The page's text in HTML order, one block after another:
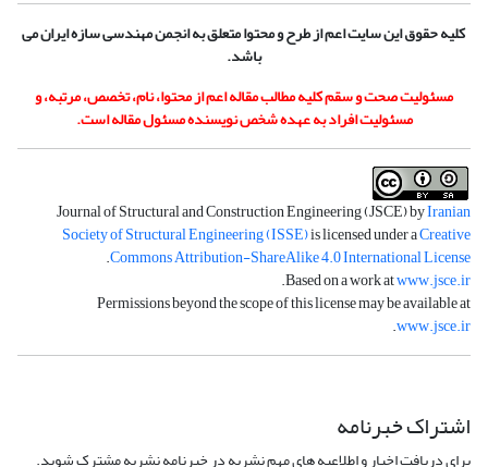
کلیه حقوق این سایت اعم از طرح و محتوا متعلق به انجمن مهندسی سازه ایران می
باشد.
مسئولیت صحت و سقم کلیه مطالب مقاله اعم از محتوا، نام، تخصص، مرتبه، و
مسئولیت افراد به عهده شخص نویسنده مسئول مقاله است.
Journal of Structural and Construction Engineering (JSCE) byIranian
Society of Structural Engineering (ISSE)is licensed under aCreative
Commons Attribution-ShareAlike 4.0 International License
.
Based on a work atwww.jsce.ir
.
Permissions beyond the scope of this license may be available at
www.jsce.ir
.
اشتراک خبرنامه
برای دریافت اخبار و اطلاعیه های مهم نشریه در خبرنامه نشریه مشترک شوید.